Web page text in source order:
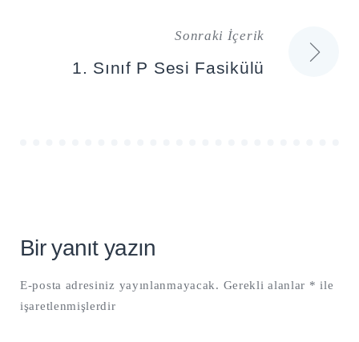
Sonraki İçerik
1. Sınıf P Sesi Fasikülü
Bir yanıt yazın
E-posta adresiniz yayınlanmayacak. Gerekli alanlar * ile
işaretlenmişlerdir